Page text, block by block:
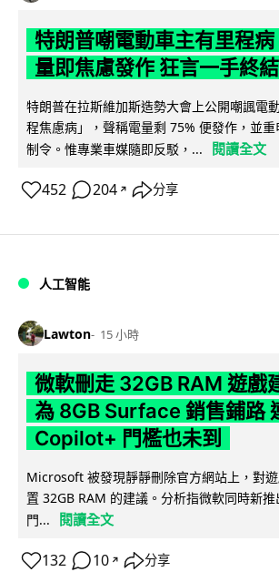
特朗普嘲電動車主有里程
量即焦慮發作 狂言一手終
特朗普在拉斯維加斯造勢大會上公開嘲諷電
程焦慮病」，聲稱電量剩 75% 便發作，並
制令。惟專業車媒隨即反駁，...
閱讀全文
452 204 ↗ 分享
人工智能
Lawton 15 小時
微軟刪走 32GB RAM 遊戲
為 8GB Surface 銷售鋪路
Copilot+ 門檻也未到
Microsoft 被發現靜靜刪除官方網站上，對
置 32GB RAM 的建議。分析指微軟同時新
門...
閱讀全文
132 10 ↗ 分享